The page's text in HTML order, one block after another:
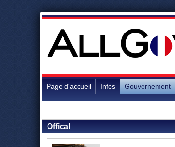
Page d'accueil Infos Gouvernement
Offical